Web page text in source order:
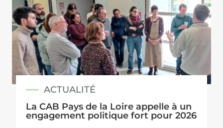
ACTUALITÉ
La CAB Pays de la Loire appelle à un
engagement politique fort pour 2026